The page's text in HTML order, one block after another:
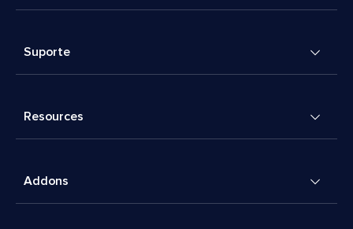
Suporte
Resources
Addons